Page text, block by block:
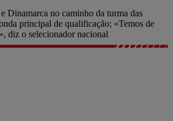
Dinamarca no caminho da turma das
principal de qualificação; «Temos de
diz o selecionador nacional